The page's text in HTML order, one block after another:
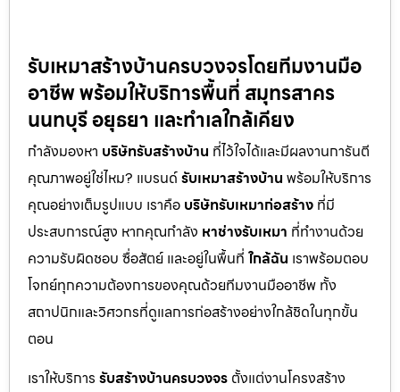
รับเหมาสร้างบ้านครบวงจรโดยทีมงานมือ
อาชีพ พร้อมให้บริการพื้นที่ สมุทรสาคร
นนทบุรี อยุธยา และทำเลใกล้เคียง
กำลังมองหา บริษัทรับสร้างบ้าน ที่ไว้ใจได้และมีผลงานการันตี
คุณภาพอยู่ใช่ไหม? แบรนด์รับเหมาสร้างบ้าน พร้อมให้บริการ
คุณอย่างเต็มรูปแบบ เราคือ บริษัทรับเหมาก่อสร้าง ที่มี
ประสบการณ์สูง หากคุณกำลัง หาช่างรับเหมา ที่ทำงานด้วย
ความรับผิดชอบ ซื่อสัตย์ และอยู่ในพื้นที่ ใกล้ฉัน เราพร้อมตอบ
โจทย์ทุกความต้องการของคุณด้วยทีมงานมืออาชีพ ทั้ง
สถาปนิกและวิศวกรที่ดูแลการก่อสร้างอย่างใกล้ชิดในทุกขั้น
ตอน
เราให้บริการ รับสร้างบ้านครบวงจร ตั้งแต่งานโครงสร้าง